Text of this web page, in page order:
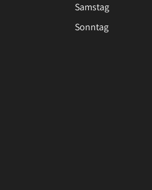
Samstag
Sonntag